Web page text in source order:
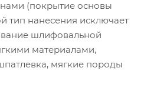
(покрытие основы
тип нанесения исключает
шлифовальной
материалами,
мягкие породы